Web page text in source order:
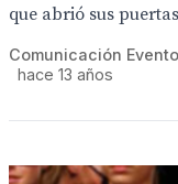
que abrió sus
Comunicación
hace 13 años